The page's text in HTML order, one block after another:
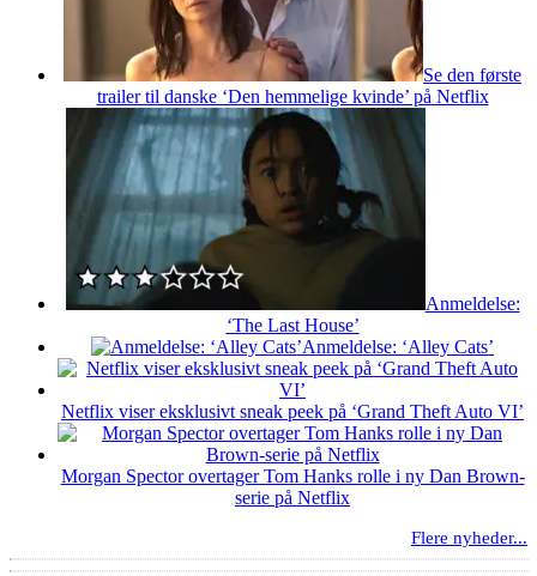
Se den første
trailer til danske ‘Den hemmelige kvinde’ på Netflix
Anmeldelse:
‘The Last House’
Anmeldelse: ‘Alley Cats’
Netflix viser eksklusivt sneak peek på ‘Grand Theft Auto VI’
Morgan Spector overtager Tom Hanks rolle i ny Dan Brown-
serie på Netflix
Flere nyheder...